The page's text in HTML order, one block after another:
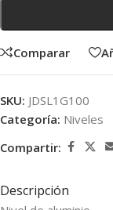
Comparar
SKU: JDSL1G100
Categoría: Niveles
Compartir:
Descripción